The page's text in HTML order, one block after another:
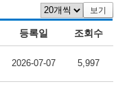
용
재
업
업
터
보기
등록일 조회수
2026-07-07 5,997